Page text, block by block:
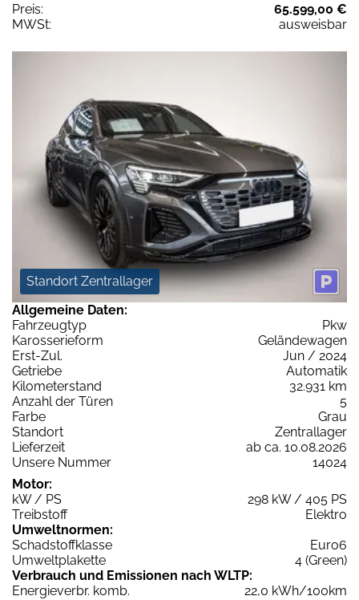
Preis:
65.599,00 €
MWSt:
ausweisbar
Standort Zentrallager
Allgemeine Daten:
Fahrzeugtyp
Pkw
Karosserieform
Geländewagen
Erst-Zul.
Jun / 2024
Getriebe
Automatik
Kilometerstand
32.931 km
Anzahl der Türen
5
Farbe
Grau
Standort
Zentrallager
Lieferzeit
ab ca. 10.08.2026
Unsere Nummer
14024
Motor:
kW / PS
298 kW / 405 PS
Treibstoff
Elektro
Umweltnormen:
Schadstoffklasse
Euro6
Umweltplakette
4 (Green)
Verbrauch und Emissionen nach WLTP:
Energieverbr. komb.
22,0 kWh/100km